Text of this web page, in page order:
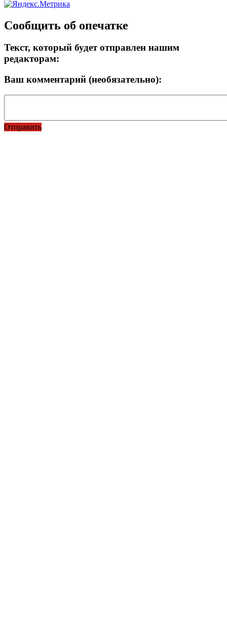
Сообщить об опечатке
Текст, который будет отправлен нашим
редакторам:
Ваш комментарий (необязательно):
Отправить